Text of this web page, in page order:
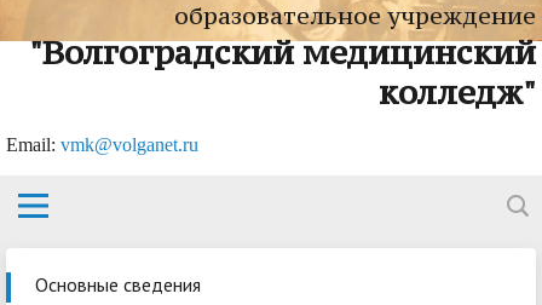
образовательное учреждение
"Волгоградский медицинский
колледж"
Еmail: vmk@volganet.ru
Основные сведения